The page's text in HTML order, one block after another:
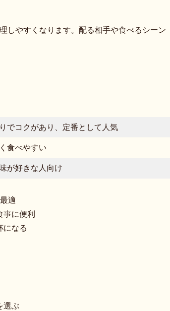
しやすくなります。配る相手や食べるシーン
でコクがあり、定番として人気
食べやすい
が好きな人向け
適
に便利
になる
選ぶ